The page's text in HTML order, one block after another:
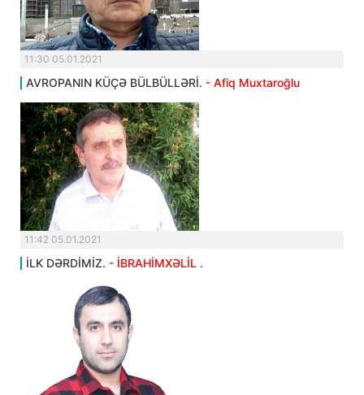
11:30 05.01.2021
AVROPANIN KÜÇƏ BÜLBÜLLƏRİ. - Afiq Muxtaroğlu
11:42 05.01.2021
İLK DƏRDİMİZ. - İBRAHİMXƏLİL .